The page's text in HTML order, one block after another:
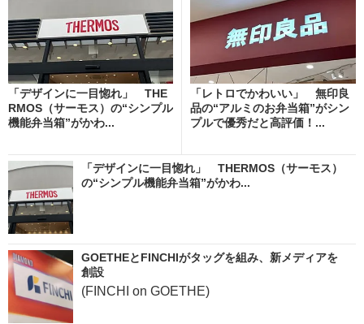
「デザインに一目惚れ」 THE
RMOS（サーモス）の“シンプル
機能弁当箱”がかわ...
「レトロでかわいい」 無印良
品の“アルミのお弁当箱”がシン
プルで優秀だと高評価！...
「デザインに一目惚れ」 THERMOS（サーモス）
の“シンプル機能弁当箱”がかわ...
GOETHEとFINCHIがタッグを組み、新メディアを
創設
(FINCHI on GOETHE)